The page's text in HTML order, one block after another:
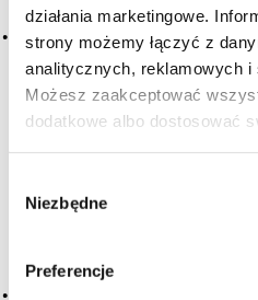
działania marketingowe.
strony możemy łączyć z
analitycznych, reklamowych i
Możesz zaakceptować
dodatkowe albo dostosować
zgody
Niezbędne
Preferencje
Czy masz
metoda transferowa
2016-05-10
jedna z powszechnych,
musujących; bąbelki powstają
(dwutlenek węgla), gdzie po
następuje filtracja … Więcej